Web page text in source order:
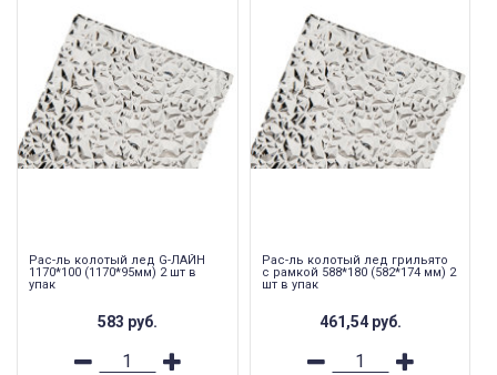
Рас-ль колотый лед G-ЛАЙН
1170*100 (1170*95мм) 2 шт в
упак
583 руб.
Рас-ль колотый лед грильято
с рамкой 588*180 (582*174 мм) 2
шт в упак
461,54 руб.